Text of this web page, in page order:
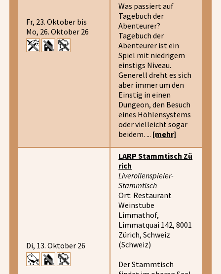
Fr, 23. Oktober bis
Mo, 26. Oktober 26
Was passiert auf
Tagebuch der
Abenteurer?
Tagebuch der
Abenteurer ist ein
Spiel mit niedrigem
einstigs Niveau.
Generell dreht es sich
aber immer um den
Einstig in einen
Dungeon, den Besuch
eines Höhlensystems
oder vielleicht sogar
beidem. ... [mehr]
Di, 13. Oktober 26
LARP Stammtisch Zü
rich
Liverollenspieler-
Stammtisch
Ort: Restaurant
Weinstube
Limmathof,
Limmatquai 142, 8001
Zürich, Schweiz
(Schweiz)
Der Stammtisch